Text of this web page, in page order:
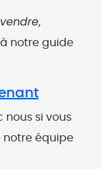
,
notre guide
nous si vous
notre équipe